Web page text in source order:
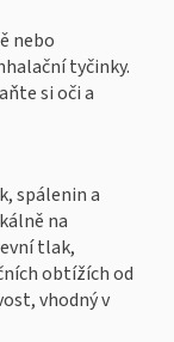
nebo
tyčinky.
si oči a
spálenin a
na
tlak,
obtížích od
vhodný v